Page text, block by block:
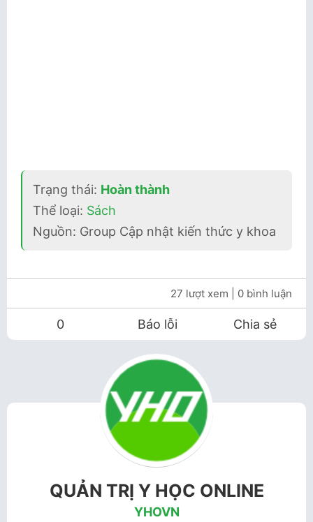
Trạng thái: Hoàn thành
Thể loại: Sách
Nguồn: Group Cập nhật kiến thức y khoa
27 lượt xem | 0 bình luận
0 Báo lỗi Chia sẻ
QUẢN TRỊ Y HỌC ONLINE
YHOVN